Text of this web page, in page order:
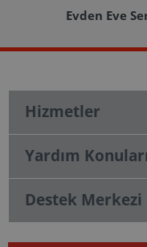
Evden Eve
Hizmetler
Yardım Konuları
Destek Merkezi